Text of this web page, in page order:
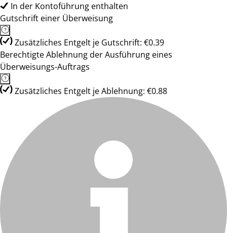
In der Kontoführung enthalten
Gutschrift einer Überweisung
Zusätzliches Entgelt je Gutschrift: €0.39
Berechtigte Ablehnung der Ausführung eines
Überweisungs-Auftrags
Zusätzliches Entgelt je Ablehnung: €0.88